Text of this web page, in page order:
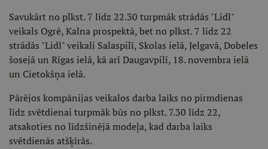
Savukārt no plkst. 7 līdz 22.30 turpmāk strādās "Lidl"
veikals Ogrē, Kalna prospektā, bet no plkst. 7 līdz 22
strādās "Lidl" veikali Salaspilī, Skolas ielā, Jelgavā, Dobeles
šosejā un Rīgas ielā, kā arī Daugavpilī, 18. novembra ielā
un Cietokšņa ielā.
Pārējos kompānijas veikalos darba laiks no pirmdienas
līdz svētdienai turpmāk būs no plkst. 7.30 līdz 22,
atsakoties no līdzšinējā modeļa, kad darba laiks
svētdienās atšķīrās.